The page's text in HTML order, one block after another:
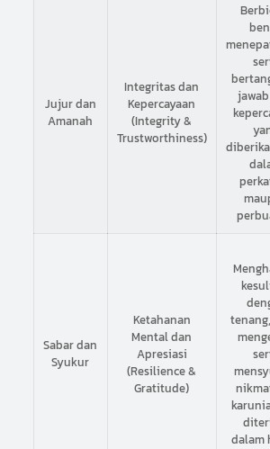
Jujur dan
Amanah
Integritas dan
Kepercayaan
(Integrity &
Trustworthiness)
Sabar dan
Syukur
Ketahanan
Mental dan
Apresiasi
(Resilience &
Gratitude)
dalam